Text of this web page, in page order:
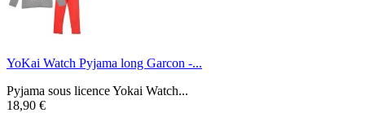
YoKai Watch Pyjama long Garcon -...
Pyjama sous licence Yokai Watch...
18,90 €